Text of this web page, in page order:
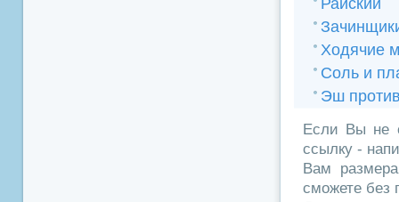
Ходячие
Соль и
Эш
Если Вы не
ссылку -
Вам
сможете без